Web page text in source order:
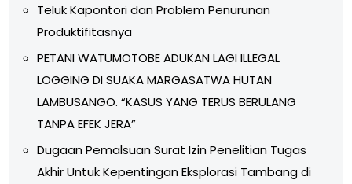
Teluk Kapontori dan Problem Penurunan
Produktifitasnya
PETANI WATUMOTOBE ADUKAN LAGI ILLEGAL
LOGGING DI SUAKA MARGASATWA HUTAN
LAMBUSANGO. “KASUS YANG TERUS BERULANG
TANPA EFEK JERA”
Dugaan Pemalsuan Surat Izin Penelitian Tugas
Akhir Untuk Kepentingan Eksplorasi Tambang di